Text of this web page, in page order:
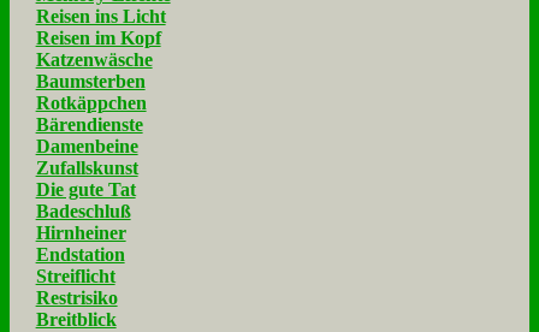
Reisen ins Licht
Reisen im Kopf
Katzenwäsche
Baumsterben
Rotkäppchen
Bärendienste
Damenbeine
Zufallskunst
Die gute Tat
Badeschluß
Hirnheiner
Endstation
Streiflicht
Restrisiko
Breitblick